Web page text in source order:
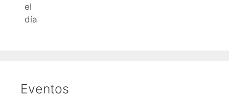
el
día
Eventos